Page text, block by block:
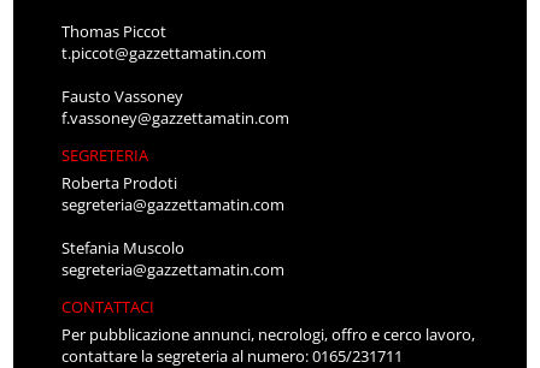
Thomas Piccot
t.piccot@gazzettamatin.com
Fausto Vassoney
f.vassoney@gazzettamatin.com
SEGRETERIA
Roberta Prodoti
segreteria@gazzettamatin.com
Stefania Muscolo
segreteria@gazzettamatin.com
CONTATTACI
Per pubblicazione annunci, necrologi, offro e cerco lavoro,
contattare la segreteria al numero: 0165/231711